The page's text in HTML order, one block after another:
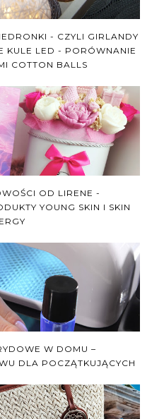
- CZYLI GIRLANDY
KULE LED - PORÓWNANIE
COTTON BALLS
OD LIRENE -
YOUNG SKIN I SKIN
W DOMU –
DLA POCZĄTKUJĄCYCH